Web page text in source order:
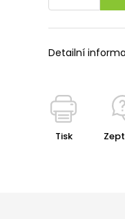
Detailní
Tisk